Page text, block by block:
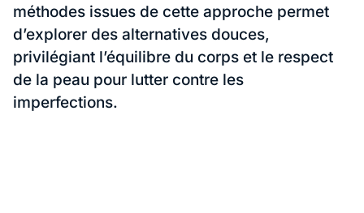
méthodes issues de cette approche permet
d’explorer des alternatives douces,
privilégiant l’équilibre du corps et le respect
de la peau pour lutter contre les
imperfections.